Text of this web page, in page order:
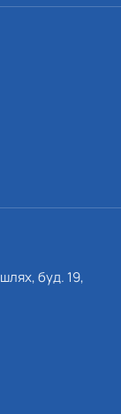
буд. 19,